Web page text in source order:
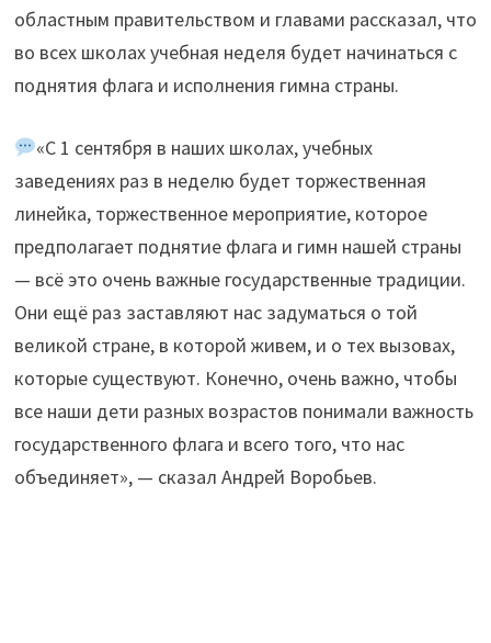
областным правительством и главами рассказал, что
во всех школах учебная неделя будет начинаться с
поднятия флага и исполнения гимна страны.
«С 1 сентября в наших школах, учебных
заведениях раз в неделю будет торжественная
линейка, торжественное мероприятие, которое
предполагает поднятие флага и гимн нашей страны
— всё это очень важные государственные традиции.
Они ещё раз заставляют нас задуматься о той
великой стране, в которой живем, и о тех вызовах,
которые существуют. Конечно, очень важно, чтобы
все наши дети разных возрастов понимали важность
государственного флага и всего того, что нас
объединяет», — сказал Андрей Воробьев.